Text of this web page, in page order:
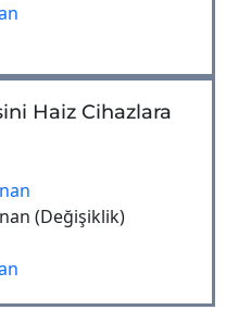
Haiz Cihazlara
(Değişiklik)